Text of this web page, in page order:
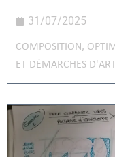
31/07/2025
COMPOSITION,
ET DÉMARCHES